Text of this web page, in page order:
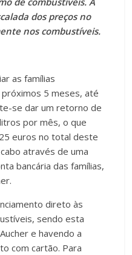
dos preços no
nos combustíveis.
as famílias
5 meses, até
se dar um retorno de
por mês, o que
euros no total deste
através de uma
bancária das famílias,
direto às
sendo esta
e havendo a
com cartão. Para